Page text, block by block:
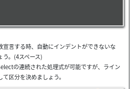
言する時、自動にインデントができないな
。(4スペース)
の連続された処理式が可能ですが、ライン
区分を決めましょう。